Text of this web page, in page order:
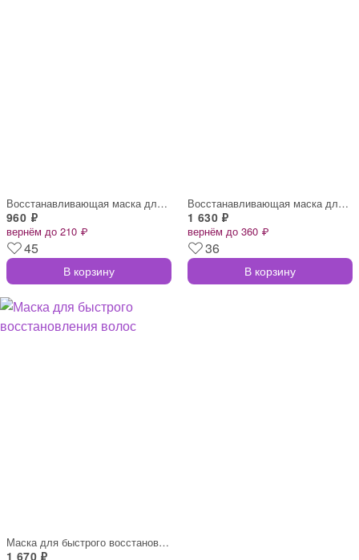
Восстанавливающая маска для ослабленных
960 ₽
вернём до 210 ₽
45
В корзину
Восстанавливающая маска для ослабленных
1 630 ₽
вернём до 360 ₽
36
В корзину
Маска для быстрого восстановления волос
1 670 ₽